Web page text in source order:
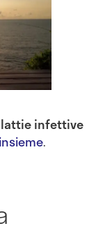
infettive
.